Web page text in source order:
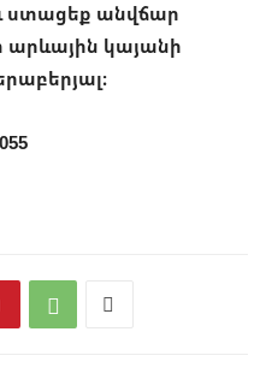
ստացեք անվճար
արևային կայանի